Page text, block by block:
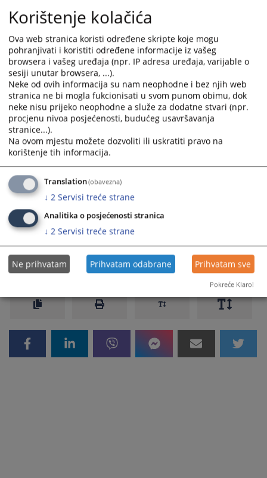
razvojnu saradnju (Sida) i UNICEF BiH.
Jedna od aktivnosti projekta jeste izrada vodiča za djecu, mlade i
roditelje o njihovim pravima i dostupnim uslugama za djecu svjedoke u
toku krivičnog postupka.
Radi se o prvim vodičima takve vrste u BiH koji su usklađeni sa
Zakonom o zaštiti i postupanju sa djecom i maloljetnicima u krivičnom
postupka, koji na primjeran način opisuju ulogu i prava svjedoka u
krivičnim postupcima gdje se pojavljuju kao djeca.
Prikazana vijest je na
Prateći dokumenti
Priručnik za uzrast 7-11 godina
Vodič za uzrast 11-18 godina
Vodič za roditelje
5156PREGLEDA
Korištenje kolačića
Ova web stranica koristi određene skripte koje mogu
pohranjivati i koristiti određene informacije iz vašeg
browsera i vašeg uređaja (npr. IP adresa uređaja, varijable o
sesiji unutar browsera, ...).
Neke od ovih informacija su nam neophodne i bez njih web
stranica ne bi mogla fukcionisati u svom punom obimu, dok
neke nisu prijeko neophodne a služe za dodatne stvari (npr.
procjenu nivoa posjećenosti, budućeg usavršavanja
stranice...).
Na ovom mjestu možete dozvoliti ili uskratiti pravo na
korištenje tih informacija.
Translation(obavezna)
↓ 2 Servisi treće strane
Analitika o posjećenosti stranica
↓ 2 Servisi treće strane
Ne prihvatam Prihvatam odabrane Prihvatam sve
Pokreće Klaro!